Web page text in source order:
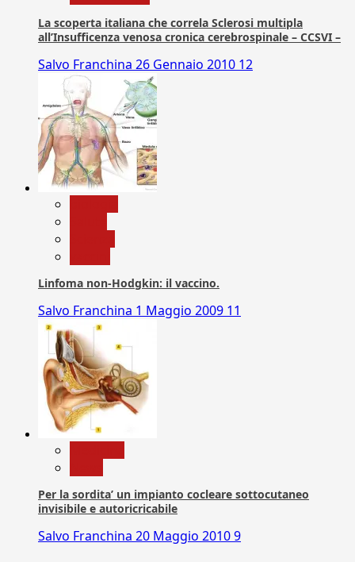
La scoperta italiana che correla Sclerosi multipla
all’Insufficenza venosa cronica cerebrospinale – CCSVI –
Salvo Franchina 26 Gennaio 2010 12
Linfoma non-Hodgkin: il vaccino.
Salvo Franchina 1 Maggio 2009 11
Per la sordita’ un impianto cocleare sottocutaneo
invisibile e autoricricabile
Salvo Franchina 20 Maggio 20109